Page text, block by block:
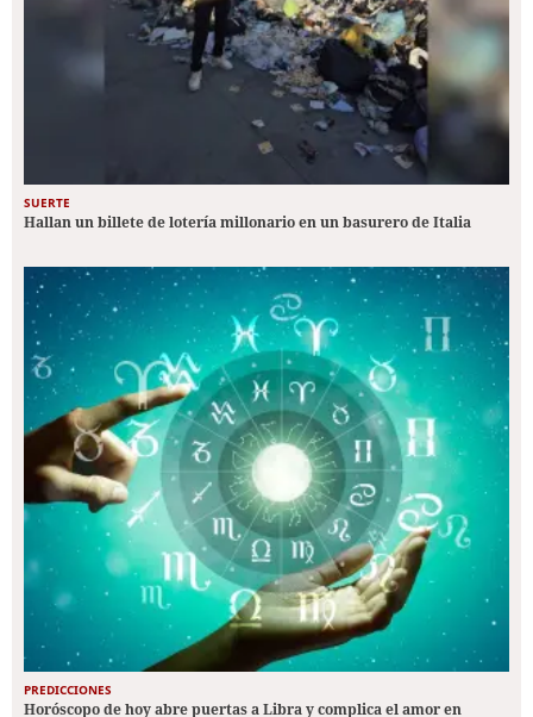
SUERTE
Hallan un billete de lotería millonario en un basurero de Italia
PREDICCIONES
Horóscopo de hoy abre puertas a Libra y complica el amor en